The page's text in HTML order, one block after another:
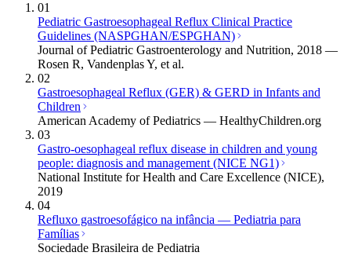
01
Pediatric Gastroesophageal Reflux Clinical Practice
Guidelines (NASPGHAN/ESPGHAN)
Journal of Pediatric Gastroenterology and Nutrition, 2018 —
Rosen R, Vandenplas Y, et al.
02
Gastroesophageal Reflux (GER) & GERD in Infants and
Children
American Academy of Pediatrics — HealthyChildren.org
03
Gastro-oesophageal reflux disease in children and young
people: diagnosis and management (NICE NG1)
National Institute for Health and Care Excellence (NICE),
2019
04
Refluxo gastroesofágico na infância — Pediatria para
Famílias
Sociedade Brasileira de Pediatria